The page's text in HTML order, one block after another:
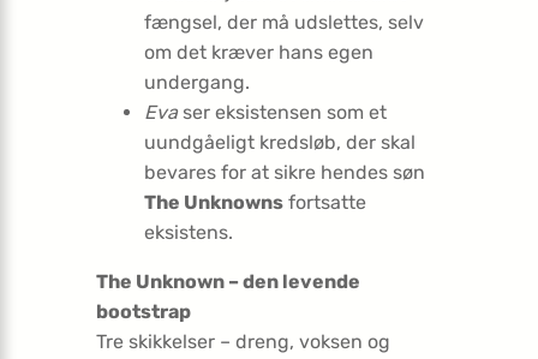
fængsel, der må udslettes, selv
om det kræver hans egen
undergang.
Evaser eksistensen som et
uundgåeligt kredsløb, der skal
bevares for at sikre hendes søn
The Unknowns fortsatte
eksistens.
The Unknown – den levende
bootstrap
Tre skikkelser – dreng, voksen og